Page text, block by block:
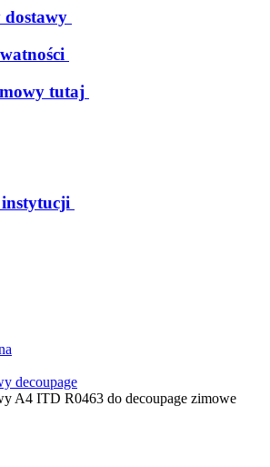
dostawy
tutaj
decoupage
A4 ITD R0463 do decoupage zimowe